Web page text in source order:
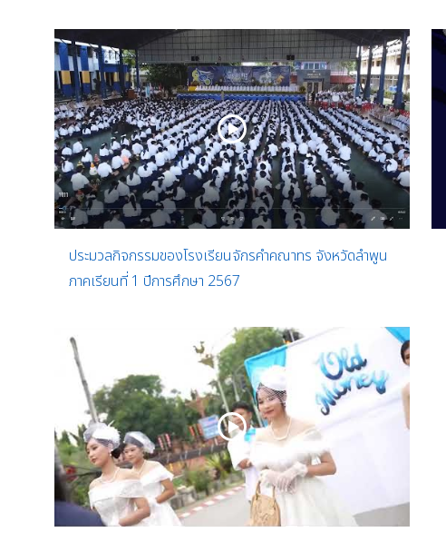
ประมวลกิจกรรมของโรงเรียนจักรคำคณาทร จังหวัดลำพูน
ภาคเรียนที่ 1 ปีการศึกษา 2567